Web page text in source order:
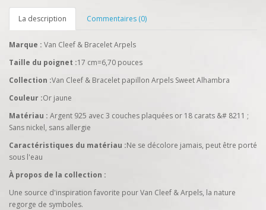
La description Commentaires (0)
Marque : Van Cleef & Bracelet Arpels
Taille du poignet :17 cm=6,70 pouces
Collection :Van Cleef & Bracelet papillon Arpels Sweet Alhambra
Couleur :Or jaune
Matériau : Argent 925 avec 3 couches plaquées or 18 carats &# 8211 ;
Sans nickel, sans allergie
Caractéristiques du matériau :Ne se décolore jamais, peut être porté
sous l'eau
À propos de la collection :
Une source d'inspiration favorite pour Van Cleef & Arpels, la nature
regorge de symboles.